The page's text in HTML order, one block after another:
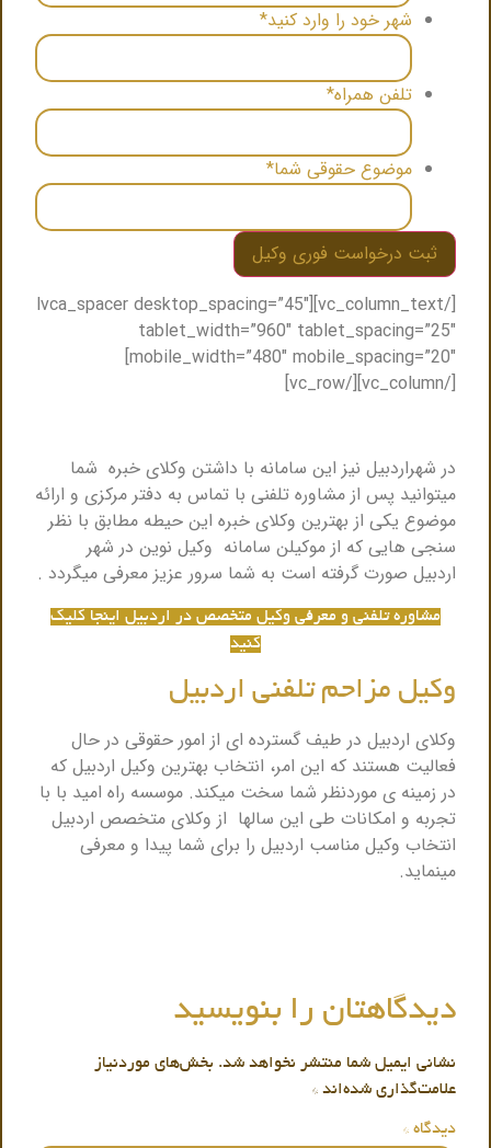
شهر خود را وارد کنید*
تلفن همراه*
موضوع حقوقی شما*
[/vc_column_text][lvca_spacer desktop_spacing=”45″
tablet_width=”960″ tablet_spacing=”25″
mobile_width=”480″ mobile_spacing=”20″]
[/vc_column][/vc_row]
در شهراردبیل نیز این سامانه با داشتن وکلای خبره شما
میتوانید پس از مشاوره تلفنی با تماس به دفتر مرکزی و ارائه
موضوع یکی از بهترین وکلای خبره این حیطه مطابق با نظر
سنجی هایی که از موکیلن سامانه وکیل نوین در شهر
اردبیل صورت گرفته است به شما سرور عزیز معرفی میگردد .
مشاوره تلفنی و معرفی وکیل متخصص در اردبیل اینجا کلیک
کنید
وکیل مزاحم تلفنی اردبیل
وکلای اردبیل در طیف گسترده ای از امور حقوقی در حال
فعالیت هستند که این امر، انتخاب بهترین وکیل اردبیل که
در زمینه ی موردنظر شما سخت میکند. موسسه راه امید با با
تجربه و امکانات طی این سالها از وکلای متخصص اردبیل
انتخاب وکیل مناسب اردبیل را برای شما پیدا و معرفی
مینماید.
دیدگاهتان را بنویسید
نشانی ایمیل شما منتشر نخواهد شد. بخش‌های موردنیاز
علامت‌گذاری شده‌اند *
دیدگاه *